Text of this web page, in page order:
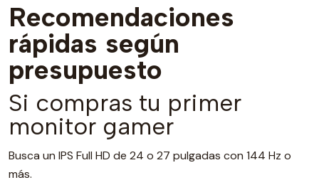
Recomendaciones
rápidas según
presupuesto
Si compras tu primer
monitor gamer
Busca un IPS Full HD de 24 o 27 pulgadas con 144 Hz o
más.